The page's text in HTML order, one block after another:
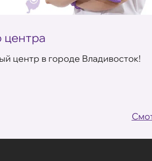
центра
центр в городе Владивосток!